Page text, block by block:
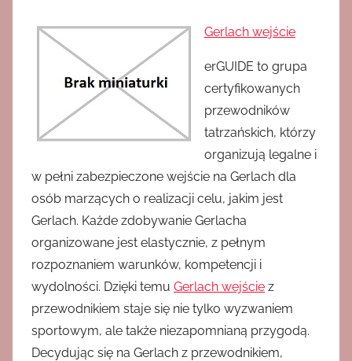
Gerlach wejście
erGUIDE to grupa
certyfikowanych
przewodników
tatrzańskich, którzy
organizują legalne i
w pełni zabezpieczone wejście na Gerlach dla
osób marzących o realizacji celu, jakim jest
Gerlach. Każde zdobywanie Gerlacha
organizowane jest elastycznie, z pełnym
rozpoznaniem warunków, kompetencji i
wydolności. Dzięki temu Gerlach wejście z
przewodnikiem staje się nie tylko wyzwaniem
sportowym, ale także niezapomnianą przygodą.
Decydując się na Gerlach z przewodnikiem,